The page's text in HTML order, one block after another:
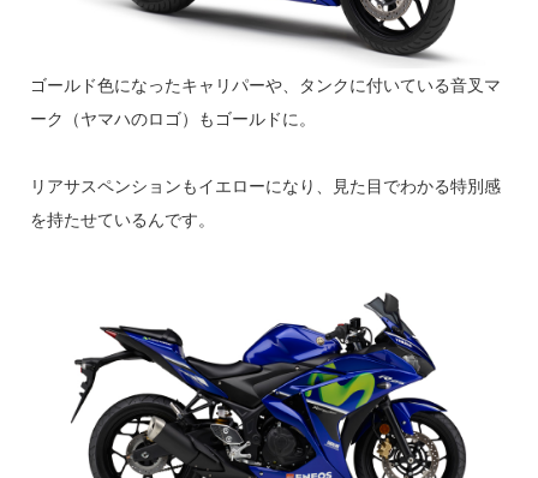
ゴールド色になったキャリパーや、タンクに付いている音叉マ
ーク（ヤマハのロゴ）もゴールドに。
リアサスペンションもイエローになり、見た目でわかる特別感
を持たせているんです。